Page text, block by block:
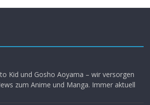
Kid und Gosho Aoyama – wir versorgen
zum Anime und Manga. Immer aktuell